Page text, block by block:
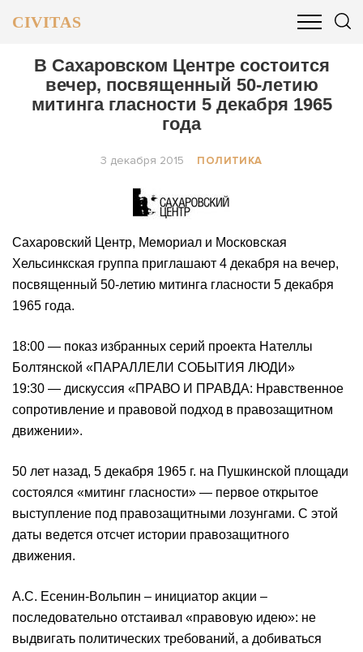
CIVITAS
ОБЩЕСТВО БИЗНЕС И ФИНАНСЫ
В Сахаровском Центре состоится
вечер, посвященный 50-летию
митинга гласности 5 декабря 1965
года
3 декабря 2015 ПОЛИТИКА
Сахаровский Центр, Мемориал и Московская
Хельсинкская группа приглашают 4 декабря на вечер,
посвященный 50-летию митинга гласности 5 декабря
1965 года.
18:00 — показ избранных серий проекта Нателлы
Болтянской «ПАРАЛЛЕЛИ СОБЫТИЯ ЛЮДИ»
19:30 — дискуссия «ПРАВО И ПРАВДА: Нравственное
сопротивление и правовой подход в правозащитном
движении».
50 лет назад, 5 декабря 1965 г. на Пушкинской площади
состоялся «митинг гласности» — первое открытое
выступление под правозащитными лозунгами. С этой
даты ведется отсчет истории правозащитного
движения.
А.С. Есенин-Вольпин – инициатор акции –
последовательно отстаивал «правовую идею»: не
выдвигать политических требований, а добиваться